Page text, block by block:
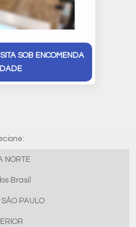
SOB ENCOMENDA
NORTE
Brasil
PAULO